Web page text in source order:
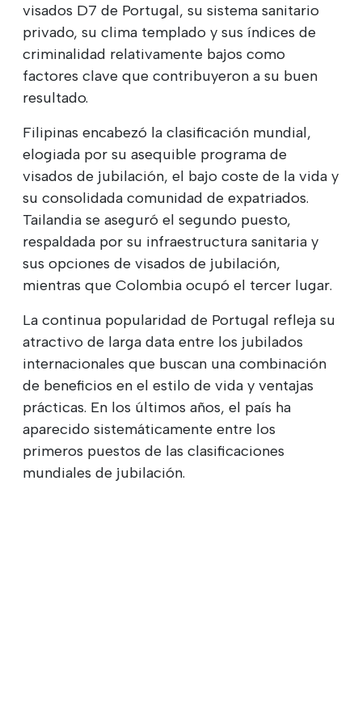
visados D7 de Portugal, su sistema sanitario
privado, su clima templado y sus índices de
criminalidad relativamente bajos como
factores clave que contribuyeron a su buen
resultado.
Filipinas encabezó la clasificación mundial,
elogiada por su asequible programa de
visados de jubilación, el bajo coste de la vida y
su consolidada comunidad de expatriados.
Tailandia se aseguró el segundo puesto,
respaldada por su infraestructura sanitaria y
sus opciones de visados de jubilación,
mientras que Colombia ocupó el tercer lugar.
La continua popularidad de Portugal refleja su
atractivo de larga data entre los jubilados
internacionales que buscan una combinación
de beneficios en el estilo de vida y ventajas
prácticas. En los últimos años, el país ha
aparecido sistemáticamente entre los
primeros puestos de las clasificaciones
mundiales de jubilación.